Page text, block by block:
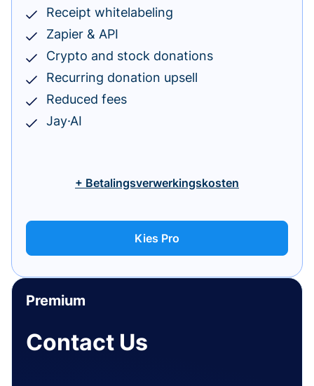
Receipt whitelabeling
Zapier & API
Crypto and stock donations
Recurring donation upsell
Reduced fees
Jay·AI
+ Betalingsverwerkingskosten
Kies Pro
Premium
Contact Us